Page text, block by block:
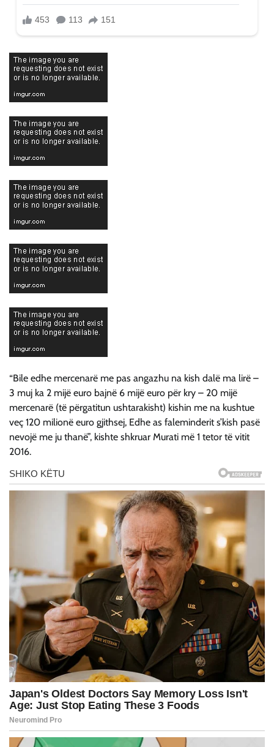
“Bile edhe mercenarë me pas angazhu na kish dalë ma lirë –
3 muj ka 2 mijë euro bajnë 6 mijë euro për kry – 20 mijë
mercenarë (të përgatitun ushtarakisht) kishin me na kushtue
veç 120 milionë euro gjithsej, Edhe as faleminderit s’kish pasë
nevojë me ju thanë”, kishte shkruar Murati më 1 tetor të vitit
2016.